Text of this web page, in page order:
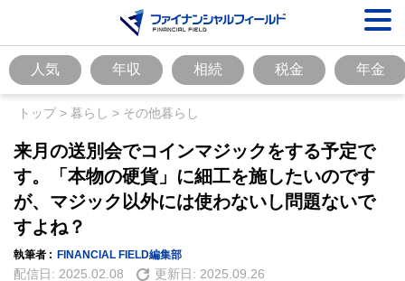
人気 年収 相続 税金 年金
トップ> 暮らし > その他暮らし
来月の送別会でコインマジックをする予定で
す。「本物の硬貨」に細工を施したいのです
が、マジック以外には使わないし問題ないで
すよね？
執筆者 : FINANCIAL FIELD編集部
配信日: 2025.02.08 更新日: 2025.09.26